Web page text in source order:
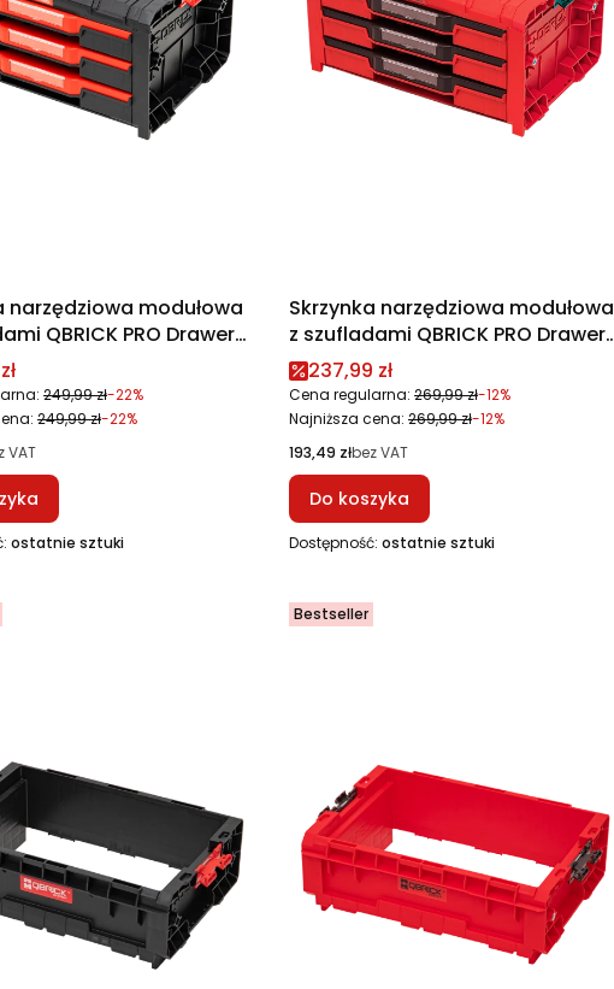
narzędziowa modułowa
QBRICK PRO Drawer
2.0 Expert
249,99 zł-22%
249,99 zł-22%
VAT
ostatnie sztuki
Skrzynka narzędziowa modułowa
z szufladami QBRICK PRO Drawer
3 Toolbox Expert RED Ultra HD
Cena promocyjna
237,99 zł
Cena regularna: 269,99 zł-12%
Najniższa cena: 269,99 zł-12%
Cena
193,49 złbez VAT
Do koszyka
Dostępność: ostatnie sztuki
Bestseller